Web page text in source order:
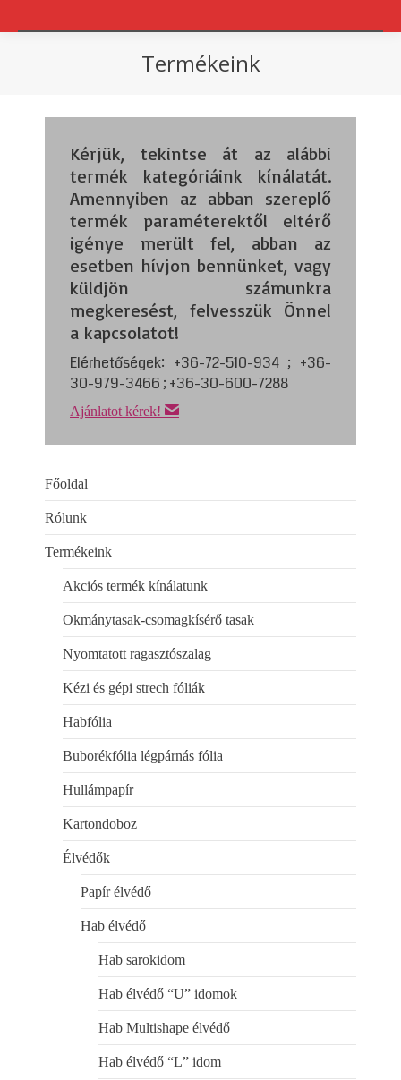
Termékeink
Kérjük, tekintse át az alábbi
termék kategóriáink kínálatát.
Amennyiben az abban szereplő
termék paraméterektől eltérő
igénye merült fel, abban az
esetben hívjon bennünket, vagy
küldjön számunkra
megkeresést, felvesszük Önnel
a kapcsolatot!
Elérhetőségek: +36-72-510-934 ; +36-
30-979-3466 ; +36-30-600-7288
Ajánlatot kérek!
Főoldal
Rólunk
Termékeink
Akciós termék kínálatunk
Okmánytasak-csomagkísérő tasak
Nyomtatott ragasztószalag
Kézi és gépi strech fóliák
Habfólia
Buborékfólia légpárnás fólia
Hullámpapír
Kartondoboz
Élvédők
Papír élvédő
Hab élvédő
Hab sarokidom
Hab élvédő “U” idomok
Hab Multishape élvédő
Hab élvédő “L” idom